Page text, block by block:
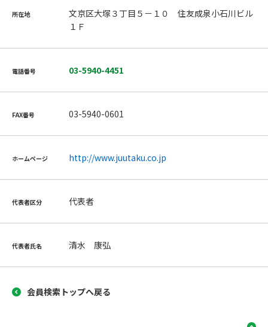
所在地
文京区大塚３丁目５－１０ 住友成泉小石川ビル
１Ｆ
電話番号 03-5940-4451
FAX番号 03-5940-0601
ホームページ http://www.juutaku.co.jp
代表者区分 代表者
代表者氏名 清水 康弘
会員検索トップへ戻る